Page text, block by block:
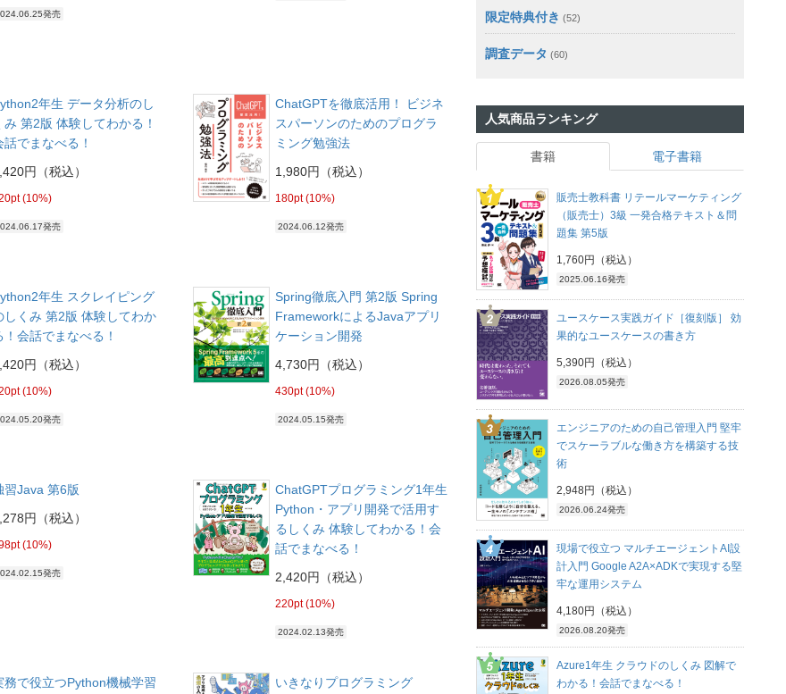
発売
年生 データ分析のし
み 第2版 体験してわかる！
話でまなべる！
円（税込）
(10%)
発売
ChatGPTを徹底活用！ ビジネ
スパーソンのためのプログラ
ミング勉強法
1,980円（税込）
180pt (10%)
2024.06.12発売
年生 スクレイピング
しくみ 第2版 体験してわか
！会話でまなべる！
円（税込）
(10%)
発売
Spring徹底入門 第2版 Spring
FrameworkによるJavaアプリ
ケーション開発
4,730円（税込）
430pt (10%)
2024.05.15発売
習Java 第6版
円（税込）
(10%)
発売
ChatGPTプログラミング1年生
Python・アプリ開発で活用す
るしくみ 体験してわかる！会
話でまなべる！
2,420円（税込）
220pt (10%)
2024.02.13発売
務で役立つPython機械学習
いきなりプログラミング
限定特典付き (52)
調査データ (60)
人気商品ランキング
書籍 電子書籍
販売士教科書 リテールマーケティング
（販売士）3級 一発合格テキスト＆問
題集 第5版
1,760円（税込）
2025.06.16発売
ユースケース実践ガイド［復刻版］ 効
果的なユースケースの書き方
5,390円（税込）
2026.08.05発売
エンジニアのための自己管理入門 堅牢
でスケーラブルな働き方を構築する技
術
2,948円（税込）
2026.06.24発売
現場で役立つ マルチエージェントAI設
計入門 Google A2A×ADKで実現する堅
牢な運用システム
4,180円（税込）
2026.08.20発売
Azure1年生 クラウドのしくみ 図解で
わかる！会話でまなべる！